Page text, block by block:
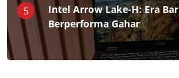
5
Intel Arrow Lake-H: Era
Berperforma Gahar